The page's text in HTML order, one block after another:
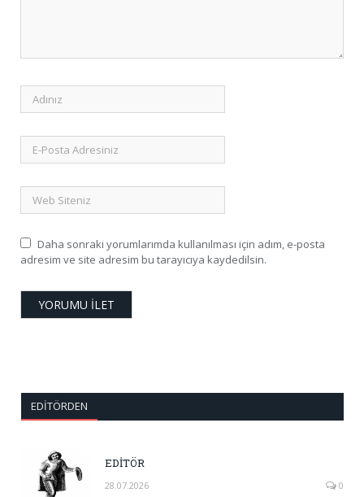
Daha sonraki yorumlarımda kullanılması için adım, e-posta
adresim ve site adresim bu tarayıcıya kaydedilsin.
EDITÖRDEN
EDİTÖR
28.07.2026 0